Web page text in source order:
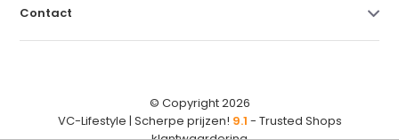
Contact
© Copyright 2026
VC-Lifestyle | Scherpe prijzen! 9.1 - Trusted Shops